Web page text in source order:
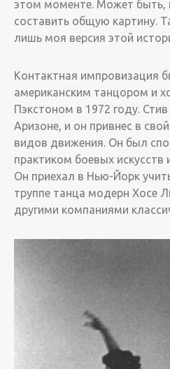
этом моменте. Может быть,
составить общую картину.
лишь моя версия этой
­Контактная импровизация
американским танцором и
Пэкстоном в 1972 году.
Аризоне, и он привнес­ в
видов движения. Он был
практиком боевых
Он приехал в Нью-Йорк
труппе танца модерн Хосе
другими компаниями